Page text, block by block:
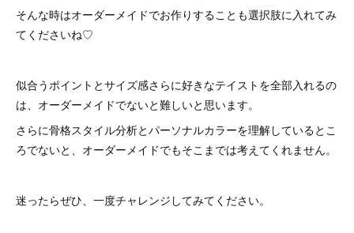
そんな時はオーダーメイドでお作りすることも選択肢に入れてみ
てくださいね♡
似合うポイントとサイズ感さらに好きなテイストを全部入れるの
は、オーダーメイドでないと難しいと思います。
さらに骨格スタイル分析とパーソナルカラーを理解しているとこ
ろでないと、オーダーメイドでもそこまでは考えてくれません。
迷ったらぜひ、一度チャレンジしてみてください。